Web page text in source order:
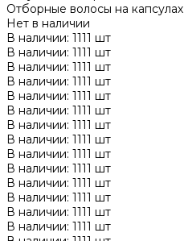
Отборные волосы на капсулах
Нет в наличии
В наличии: 1111 шт
В наличии: 1111 шт
В наличии: 1111 шт
В наличии: 1111 шт
В наличии: 1111 шт
В наличии: 1111 шт
В наличии: 1111 шт
В наличии: 1111 шт
В наличии: 1111 шт
В наличии: 1111 шт
В наличии: 1111 шт
В наличии: 1111 шт
В наличии: 1111 шт
В наличии: 1111 шт